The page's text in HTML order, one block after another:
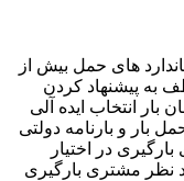
های حمل بیش از
به پیشنهاد کردن
بار انتخاب ایده آلی
و بارنامه دولتی
در اختیار
نظر مشتری بارگیری